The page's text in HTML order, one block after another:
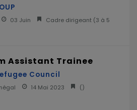
03 Juin Cadre dirigeant (3 à 5
Assistant Trainee
Council
14 Mai 2023 ()